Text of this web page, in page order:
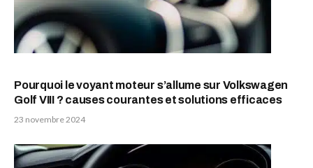
Pourquoi le voyant moteur s’allume sur Volkswagen
Golf VIII ? causes courantes et solutions efficaces
23 novembre 2024